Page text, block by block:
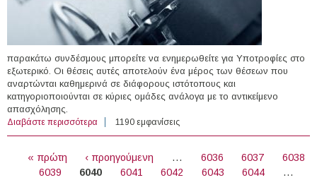
παρακάτω συνδέσμους μπορείτε να ενημερωθείτε για Υποτροφίες στο
εξωτερικό. Οι θέσεις αυτές αποτελούν ένα μέρος των θέσεων που
αναρτώνται καθημερινά σε διάφορους ιστότοπους και
κατηγοριοποιούνται σε κύριες ομάδες ανάλογα με το αντικείμενο
απασχόλησης.
Διαβάστε περισσότερα για 32 Υποτροφίες στο εξωτερικό (29/11/2017)
1190 εμφανίσεις
« πρώτη ‹ προηγούμενη … 6036 6037
6038
6039
6040 6041 6042 6043 6044
…